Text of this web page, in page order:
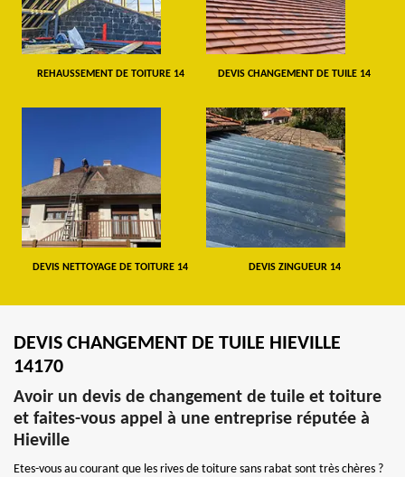
REHAUSSEMENT DE TOITURE 14 DEVIS CHANGEMENT DE TUILE 14
DEVIS NETTOYAGE DE TOITURE 14 DEVIS ZINGUEUR 14
DEVIS CHANGEMENT DE TUILE HIEVILLE
14170
Avoir un devis de changement de tuile et toiture
et faites-vous appel à une entreprise réputée à
Hieville
Etes-vous au courant que les rives de toiture sans rabat sont très chères ?